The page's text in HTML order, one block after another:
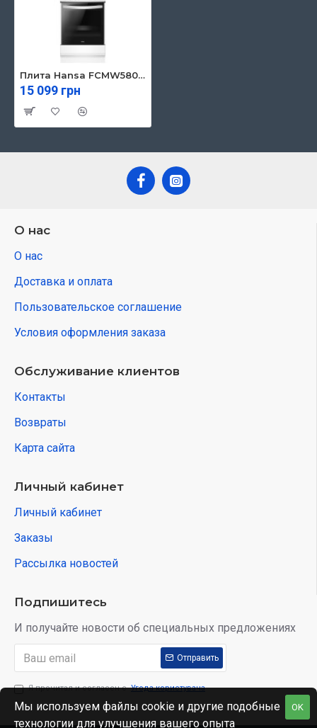
Плита Hansa FCMW580957
15 099 грн
О нас
О нас
Доставка и оплата
Пользовательское соглашение
Условия оформления заказа
Обслуживание клиентов
Контакты
Возвраты
Карта сайта
Личный кабинет
Личный кабинет
Заказы
Рассылка новостей
Подпишитесь
И получайте новости об специальных предложениях
Отправить
Я прочитал и согласен с Угода користувача
OK
Мы используем файлы cookie и другие подобные
технологии для улучшения вашего опыта